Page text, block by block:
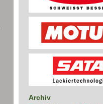
Archiv